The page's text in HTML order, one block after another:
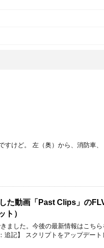
けど。 左（奥）から、消防車、
た動画「Past Clips」の
ト）
ました。今後の最新情報はこち
追記】 スクリプトをアップデート